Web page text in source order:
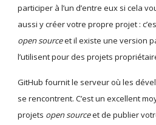
participer à l’un d’entre eux si cela
open source et il existe une version
l’utilisent pour des projets
GitHub fournit le serveur où les
se rencontrent. C’est un excellent
projets open source et de publier